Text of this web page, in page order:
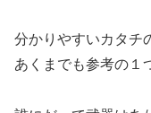
分かりやすいカタチ
あくまでも参考の１